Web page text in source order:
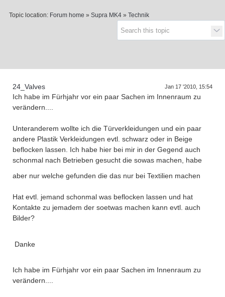
Supra generations
Topic location: Forum home » Supra MK4 » Technik
24_Valves Jan 17 '2010, 15:54
Ich habe im Fürhjahr vor ein paar Sachen im Innenraum zu
verändern....
Unteranderem wollte ich die Türverkleidungen und ein paar
andere Plastik Verkleidungen evtl. schwarz oder in Beige
beflocken lassen. Ich habe hier bei mir in der Gegend auch
schonmal nach Betrieben gesucht die sowas machen, habe
aber nur welche gefunden die das nur bei Textilien machen
Hat evtl. jemand schonmal was beflocken lassen und hat
Kontakte zu jemadem der soetwas machen kann evtl. auch
Bilder?
Danke
Ich habe im Fürhjahr vor ein paar Sachen im Innenraum zu
verändern....